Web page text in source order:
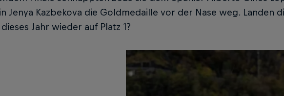
Jenya Kazbekova die Goldmedaille vor der Nase weg. Landen
Jahr wieder auf Platz 1?